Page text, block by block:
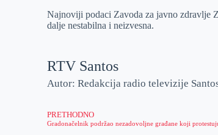
Najnoviji podaci Zavoda za javno zdravlje
dalje nestabilna i neizvesna.
RTV Santos
Autor: Redakcija radio televizije
PRETHODNO